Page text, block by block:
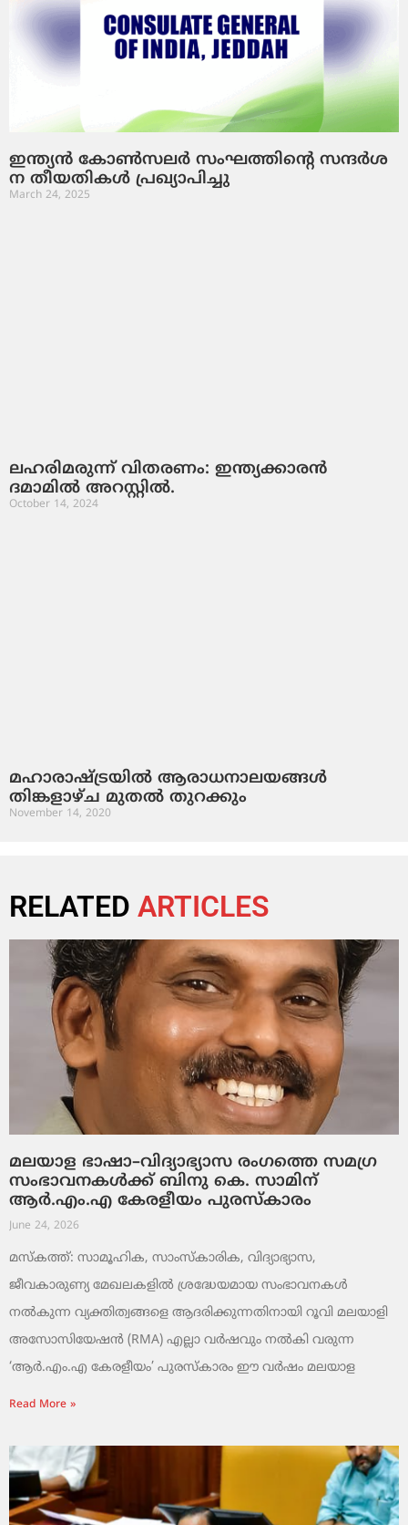
ഇ​ന്ത്യ​ൻ കോ​ൺ​സ​ല​ർ സം​ഘ​ത്തി​​ന്റെ സ​ന്ദ​ർ​ശ​
ന തീ​യ​തി​ക​ൾ പ്ര​ഖ്യാ​പി​ച്ചു
March 24, 2025
ലഹരിമരുന്ന് വിതരണം: ഇന്ത്യക്കാരന്‍
ദമാമിൽ അറസ്റ്റില്‍.
October 14, 2024
മഹാരാഷ്ട്രയില്‍ ആരാധനാലയങ്ങള്‍
തിങ്കളാഴ്ച മുതല്‍ തുറക്കും
November 14, 2020
RELATED ARTICLES
മലയാള ഭാഷാ–വിദ്യാഭ്യാസ രംഗത്തെ സമഗ്ര
സംഭാവനകൾക്ക് ബിനു കെ. സാമിന്
ആർ.എം.എ കേരളീയം പുരസ്‌കാരം
June 24, 2026
മസ്കത്ത്: സാമൂഹിക, സാംസ്‌കാരിക, വിദ്യാഭ്യാസ,
ജീവകാരുണ്യ മേഖലകളിൽ ശ്രദ്ധേയമായ സംഭാവനകൾ
നൽകുന്ന വ്യക്തിത്വങ്ങളെ ആദരിക്കുന്നതിനായി റൂവി മലയാളി
അസോസിയേഷൻ (RMA) എല്ലാ വർഷവും നൽകി വരുന്ന
‘ആർ.എം.എ കേരളീയം’ പുരസ്‌കാരം ഈ വർഷം മലയാള
Read More »